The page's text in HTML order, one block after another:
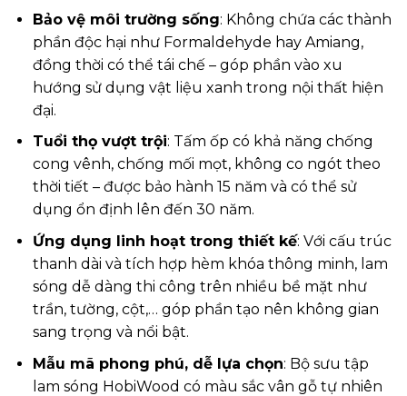
Bảo vệ môi trường sống: Không chứa các thành
phần độc hại như Formaldehyde hay Amiang,
đồng thời có thể tái chế – góp phần vào xu
hướng sử dụng vật liệu xanh trong nội thất hiện
đại.
Tuổi thọ vượt trội: Tấm ốp có khả năng chống
cong vênh, chống mối mọt, không co ngót theo
thời tiết – được bảo hành 15 năm và có thể sử
dụng ổn định lên đến 30 năm.
Ứng dụng linh hoạt trong thiết kế: Với cấu trúc
thanh dài và tích hợp hèm khóa thông minh, lam
sóng dễ dàng thi công trên nhiều bề mặt như
trần, tường, cột,… góp phần tạo nên không gian
sang trọng và nổi bật.
Mẫu mã phong phú, dễ lựa chọn: Bộ sưu tập
lam sóng HobiWood có màu sắc vân gỗ tự nhiên